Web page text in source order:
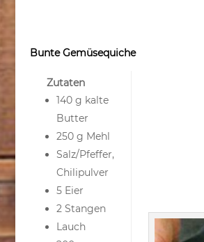
Bunte Gemüsequiche
Zutaten
140 g kalte
Butter
250 g Mehl
Salz/Pfeffer,
Chilipulver
5 Eier
2 Stangen
Lauch